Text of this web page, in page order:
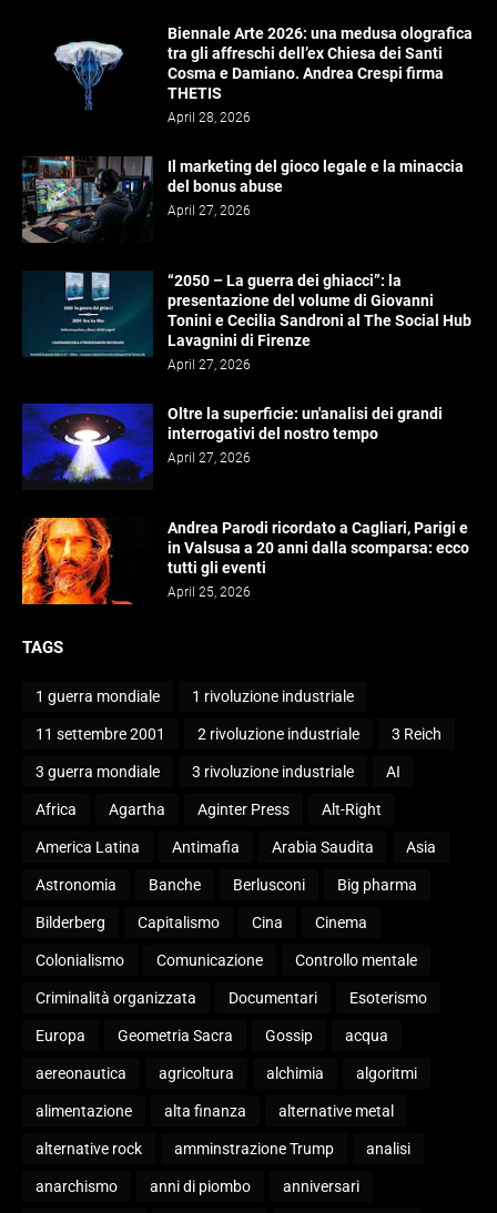
Biennale Arte 2026: una medusa olografica
tra gli affreschi dell’ex Chiesa dei Santi
Cosma e Damiano. Andrea Crespi firma
THETIS
April 28, 2026
Il marketing del gioco legale e la minaccia
del bonus abuse
April 27, 2026
“2050 – La guerra dei ghiacci”: la
presentazione del volume di Giovanni
Tonini e Cecilia Sandroni al The Social Hub
Lavagnini di Firenze
April 27, 2026
Oltre la superficie: un'analisi dei grandi
interrogativi del nostro tempo
April 27, 2026
Andrea Parodi ricordato a Cagliari, Parigi e
in Valsusa a 20 anni dalla scomparsa: ecco
tutti gli eventi
April 25, 2026
TAGS
1 guerra mondiale 1 rivoluzione industriale
11 settembre 2001 2 rivoluzione industriale 3 Reich
3 guerra mondiale 3 rivoluzione industriale AI
Africa Agartha Aginter Press Alt-Right
America Latina Antimafia Arabia Saudita Asia
Astronomia Banche Berlusconi Big pharma
Bilderberg Capitalismo Cina Cinema
Colonialismo Comunicazione Controllo mentale
Criminalità organizzata Documentari Esoterismo
Europa Geometria Sacra Gossip acqua
aereonautica agricoltura alchimia algoritmi
alimentazione alta finanza alternative metal
alternative rock amminstrazione Trump analisi
anarchismo anni di piombo anniversari